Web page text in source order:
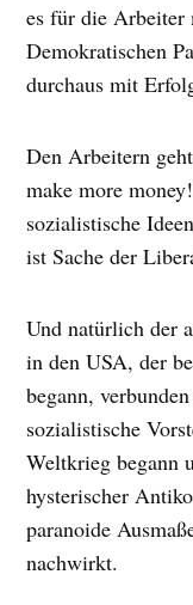
es für die Arbeiter
Demokratischen
durchaus mit
Den Arbeitern
make more
sozialistische
ist Sache der
Und natürlich der
in den USA, der
begann,
sozialistische
Weltkrieg begann
hysterischer
paranoide
nachwirkt.